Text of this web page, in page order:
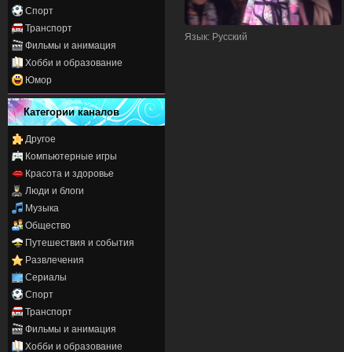
Спорт
Транспорт
Фильмы и анимация
Хобби и образование
Юмор
Категории каналов
Другое
Компьютерные игры
Красота и здоровье
Люди и блоги
Музыка
Общество
Путешествия и события
Развлечения
Сериалы
Спорт
Транспорт
Фильмы и анимация
Хобби и образование
Язык: Русский